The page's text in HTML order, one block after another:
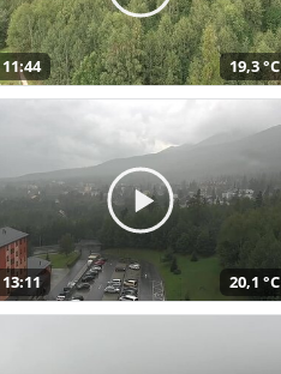
11:44 19,3 °C
13:11 20,1 °C